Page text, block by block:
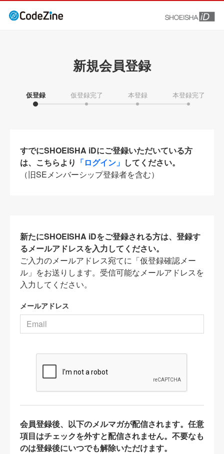
新規会員登録
仮登録 仮登録完了 本登録 本登録完了
すでにSHOEISHA iDにご登録いただいている方
は、こちらより 「ログイン」 してください。
（旧SEメンバーシップ登録者を含む）
新たにSHOEISHA iDをご登録される方は、登録す
るメールアドレスを入力してください。
ご入力のメールアドレス宛てに「仮登録確認メー
ル」をお送りします。受信可能なメールアドレスを
入力してください。
メールアドレス
会員登録後、以下のメルマガが配信されます。任意
項目はチェックを外すと配信されません。不要なも
のは登録後にいつでも解除いただけます。